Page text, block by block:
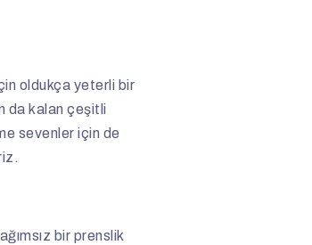
oldukça yeterli bir
da kalan çeşitli
sevenler için de
bir prenslik